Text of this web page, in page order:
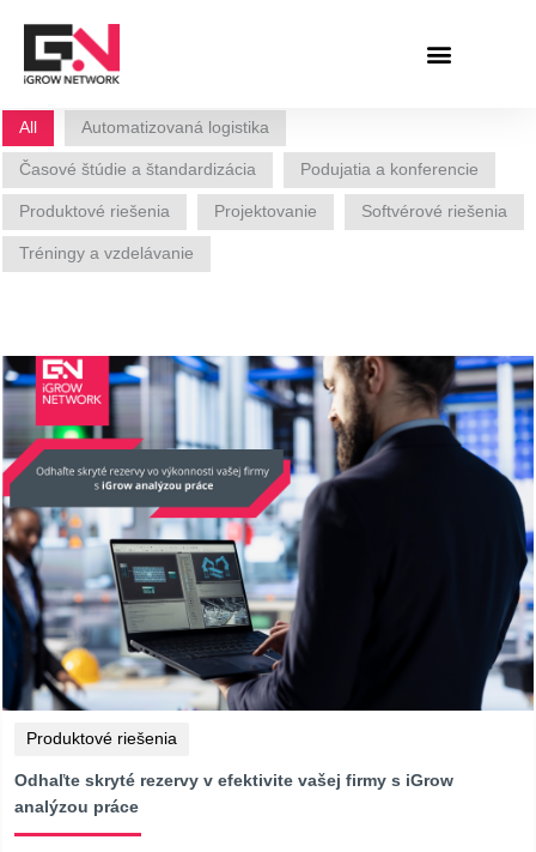
obsah
All Automatizovaná logistika
Časové štúdie a štandardizácia Podujatia a konferencie
Produktové riešenia Projektovanie Softvérové riešenia
Tréningy a vzdelávanie
Produktové riešenia
Odhaľte skryté rezervy v efektivite vašej firmy s iGrow
analýzou práce